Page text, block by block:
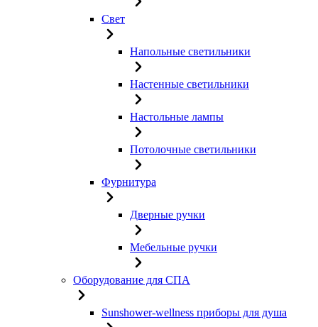
Свет
Напольные светильники
Настенные светильники
Настольные лампы
Потолочные светильники
Фурнитура
Дверные ручки
Мебельные ручки
Оборудование для СПА
Sunshower-wellness приборы для душа